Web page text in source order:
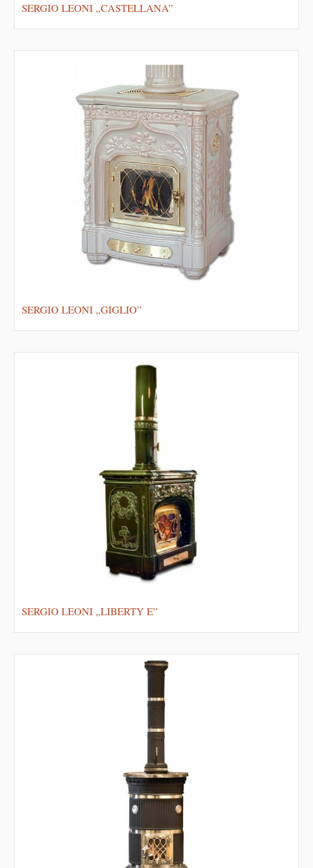
SERGIO LEONI „CASTELLANA”
SERGIO LEONI „GIGLIO”
SERGIO LEONI „LIBERTY E”